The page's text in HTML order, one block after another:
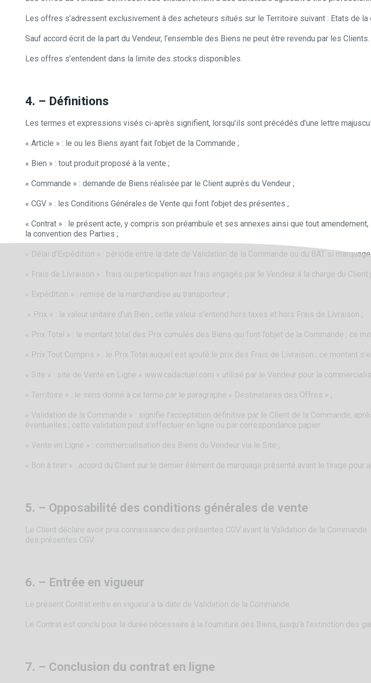
Les offres s’adressent exclusivement à des acheteurs situés sur le Territoire suivant : Etats de la
Sauf accord écrit de la part du Vendeur, l’ensemble des Biens ne peut être revendu par les Clients.
Les offres s’entendent dans la limite des stocks disponibles.
4. – Définitions
Les termes et expressions visés ci-après signifient, lorsqu’ils sont précédés d’une lettre
« Article » : le ou les Biens ayant fait l’objet de la Commande ;
« Bien » : tout produit proposé à la vente ;
« Commande » : demande de Biens réalisée par le Client auprès du Vendeur ;
« CGV » : les Conditions Générales de Vente qui font l’objet des présentes ;
« Contrat » : le présent acte, y compris son préambule et ses annexes ainsi que tout
la convention des Parties ;
« Délai d’Expédition » : période entre la date de Validation de la Commande ou du BAT si
« Frais de Livraison » : frais ou participation aux frais engagés par le Vendeur à la charge du
« Expédition » : remise de la marchandise au transporteur ;
« Prix » : la valeur unitaire d’un Bien ; cette valeur s’entend hors taxes et hors Frais de Livraison ;
« Prix Total » : le montant total des Prix cumulés des Biens qui font l’objet de la Commande ; ce
« Prix Tout Compris » : le Prix Total auquel est ajouté le prix des Frais de Livraison ; ce montant
« Site » : site de Vente en Ligne « www.cadactuel.com » utilisé par le Vendeur pour la
« Territoire » : le sens donné à ce terme par le paragraphe « Destinataires des Offres » ;
« Validation de la Commande » : signifie l’acceptation définitive par le Client de la Commande,
éventuelles ; cette validation peut s’effectuer en ligne ou par correspondance papier.
« Vente en Ligne » : commercialisation des Biens du Vendeur via le Site ;
« Bon à tirer » : accord du Client sur le dernier élément de marquage présenté avant le tirage pour
5. – Opposabilité des conditions générales de vente
Le Client déclare avoir pris connaissance des présentes CGV avant la Validation de la
des présentes CGV.
6. – Entrée en vigueur
Le présent Contrat entre en vigueur à la date de Validation de la Commande.
Le Contrat est conclu pour la durée nécessaire à la fourniture des Biens, jusqu’à l’extinction des
7. – Conclusion du contrat en ligne